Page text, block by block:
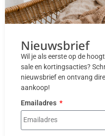
Nieuwsbrief
Wil je als eerste op de
sale en kortingsacties?
nieuwsbrief en ontvang
aankoop!
Emailadres